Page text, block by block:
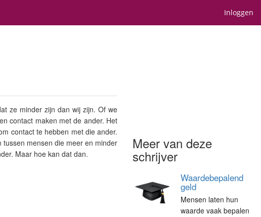
Inloggen
ze minder zijn dan wij zijn. Of we
contact maken met de ander. Het
contact te hebben met die ander.
mensen die meer en minder
Maar hoe kan dat dan.
Meer van deze
schrijver
Waardebepalend
geld
Mensen laten hun
waarde vaak bepalen